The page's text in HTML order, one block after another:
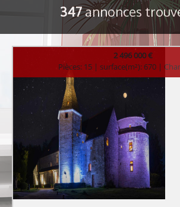
347annonces
2 496 000 €
Pièces: 15 | surface(m²): 670 |